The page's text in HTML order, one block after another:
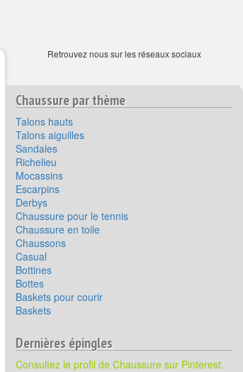
Chaussure par thème
Talons hauts
Talons aiguilles
Sandales
Richelieu
Mocassins
Escarpins
Derbys
Chaussure pour le tennis
Chaussure en toile
Chaussons
Casual
Bottines
Bottes
Baskets pour courir
Baskets
Dernières épingles
Consultez le profil de Chaussure sur Pinterest.
Retrouvez nous sur les réseaux sociaux